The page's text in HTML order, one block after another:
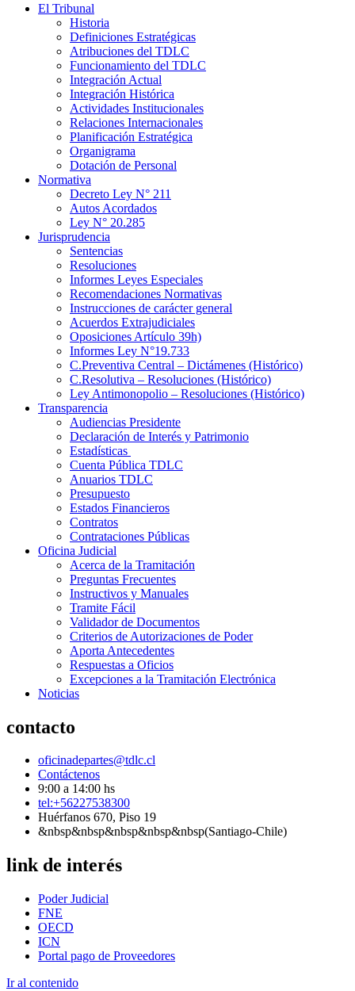
El Tribunal
Historia
Definiciones Estratégicas
Atribuciones del TDLC
Funcionamiento del TDLC
Integración Actual
Integración Histórica
Actividades Institucionales
Relaciones Internacionales
Planificación Estratégica
Organigrama
Dotación de Personal
Normativa
Decreto Ley N° 211
Autos Acordados
Ley N° 20.285
Jurisprudencia
Sentencias
Resoluciones
Informes Leyes Especiales
Recomendaciones Normativas
Instrucciones de carácter general
Acuerdos Extrajudiciales
Oposiciones Artículo 39h)
Informes Ley N°19.733
C.Preventiva Central – Dictámenes (Histórico)
C.Resolutiva – Resoluciones (Histórico)
Ley Antimonopolio – Resoluciones (Histórico)
Transparencia
Audiencias Presidente
Declaración de Interés y Patrimonio
Estadísticas
Cuenta Pública TDLC
Anuarios TDLC
Presupuesto
Estados Financieros
Contratos
Contrataciones Públicas
Oficina Judicial
Acerca de la Tramitación
Preguntas Frecuentes
Instructivos y Manuales
Tramite Fácil
Validador de Documentos
Criterios de Autorizaciones de Poder
Aporta Antecedentes
Respuestas a Oficios
Excepciones a la Tramitación Electrónica
Noticias
contacto
oficinadepartes@tdlc.cl
Contáctenos
9:00 a 14:00 hs
tel:+56227538300
Huérfanos 670, Piso 19
&nbsp&nbsp&nbsp&nbsp&nbsp(Santiago-Chile)
link de interés
Poder Judicial
FNE
OECD
ICN
Portal pago de Proveedores
Ir al contenido